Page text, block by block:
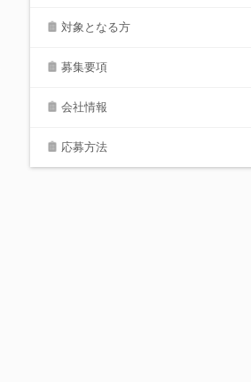
対象となる方
募集要項
会社情報
応募方法